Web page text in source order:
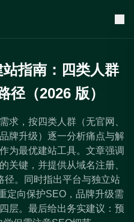
指南：四类人群
径（2026 版）
求，按四类人群（无官网、
牌升级）逐一分析痛点与解
为最优建站工具。文章强调
关键，并提供从域名注册、
径。同时指出平台与独立站
定向保护SEO，品牌升级需
层。最后给出务实建议：预